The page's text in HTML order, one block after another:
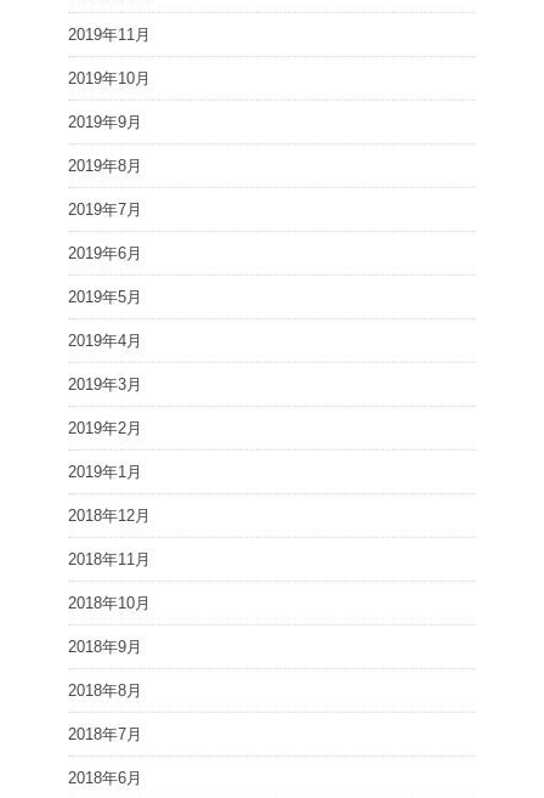
2019年11月
2019年10月
2019年9月
2019年8月
2019年7月
2019年6月
2019年5月
2019年4月
2019年3月
2019年2月
2019年1月
2018年12月
2018年11月
2018年10月
2018年9月
2018年8月
2018年7月
2018年6月